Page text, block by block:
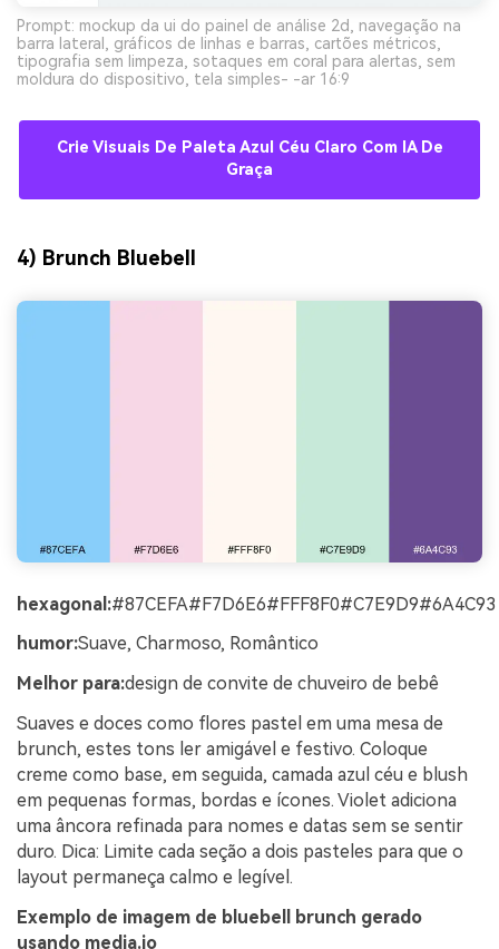
Prompt: mockup da ui do painel de análise 2d, navegação na
barra lateral, gráficos de linhas e barras, cartões métricos,
tipografia sem limpeza, sotaques em coral para alertas, sem
moldura do dispositivo, tela simples- -ar 16:9
Crie Visuais De Paleta Azul Céu Claro Com IA De
Graça
4) Brunch Bluebell
hexagonal:#87CEFA#F7D6E6#FFF8F0#C7E9D9#6A4C93
humor:Suave, Charmoso, Romântico
Melhor para:design de convite de chuveiro de bebê
Suaves e doces como flores pastel em uma mesa de
brunch, estes tons ler amigável e festivo. Coloque
creme como base, em seguida, camada azul céu e blush
em pequenas formas, bordas e ícones. Violet adiciona
uma âncora refinada para nomes e datas sem se sentir
duro. Dica: Limite cada seção a dois pasteles para que o
layout permaneça calmo e legível.
Exemplo de imagem de bluebell brunch gerado
usando media.io